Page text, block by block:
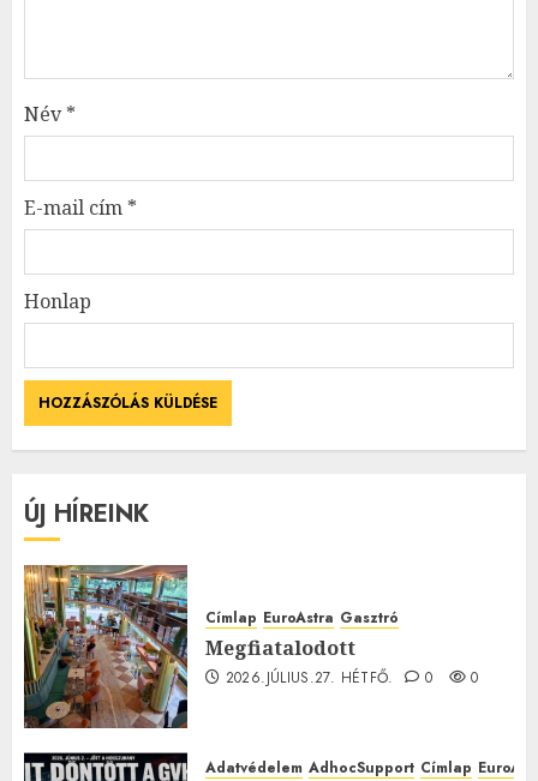
Név*
E-mail cím *
Honlap
ÚJ HÍREINK
Címlap EuroAstra Gasztró
Megfiatalodott
2026.JÚLIUS.27. HÉTFŐ. 0 0
Adatvédelem AdhocSupport Címlap